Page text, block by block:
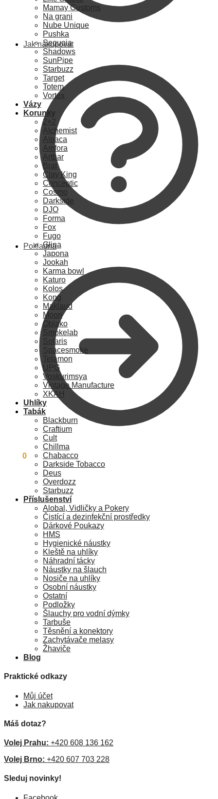
Jak nakupovat
Pokladna
0
Mamay Customs
Na grani
Nube Unique
Pushka
Sequoia
Shadows
SunPipe
Starbuzz
Target
Totem
Vortex
Vázy
Korunky
2×2
Alchemist
Alpaca
Amfora
Artbar
Brat
Clay King
Conceptic
Cosmo
Darkside
DJO
Forma
Fox
Fugo
Glina
Japona
Jookah
Karma bowl
Katuro
Kolos
Kong
Maklaud
Moon
Oblako
Smokelab
Solaris
Spacesmoke
Telamon
UPG
Voskurimsya
Vintage Manufacture
XKAH
Uhlíky
Tabák
Blackburn
Craftium
Cult
Chillma
Chabacco
Darkside Tobacco
Deus
Overdozz
Starbuzz
Příslušenství
Alobal, Vidličky a Pokery
Čistící a dezinfekční prostředky
Dárkové Poukazy
HMS
Hygienické náustky
Kleště na uhlíky
Náhradní tácky
Náustky na šlauch
Nosiče na uhlíky
Osobní náustky
Ostatní
Podložky
Šlauchy pro vodní dýmky
Tarbuše
Těsnění a konektory
Zachytávače melasy
Žhaviče
Blog
Praktické odkazy
Můj účet
Jak nakupovat
Máš dotaz?
Volej Prahu: +420 608 136 162
Volej Brno: +420 607 703 228
Sleduj novinky!